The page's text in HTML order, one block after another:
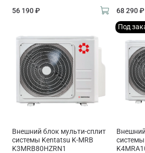
56 190 ₽
68 290 ₽
Внешний блок мульти-сплит
системы Kentatsu K-MRB
K3MRB80HZRN1
Под